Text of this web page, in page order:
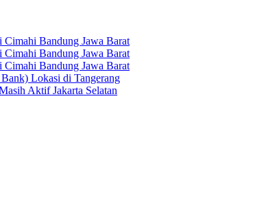
Bandung Jawa Barat
Bandung Jawa Barat
Bandung Jawa Barat
Lokasi di Tangerang
Aktif Jakarta Selatan